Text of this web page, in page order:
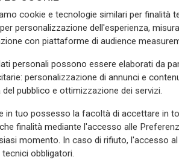
e suFacebook
cookie e tecnologie similari per finalità
personalizzazione dell'esperienza,
con piattaforme di audience
personali possono essere elaborati da
personalizzazione di annunci e
del pubblico e ottimizzazione dei servizi.
in tuo possesso la facoltà di accettare in
finalità mediante l'accesso alle
momento. In caso di rifiuto, l'accesso
obbligatori.